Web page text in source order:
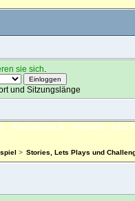
sie sich
und Sitzungslänge
FORENREGELN SPENDEN
> Stories, Lets Plays und